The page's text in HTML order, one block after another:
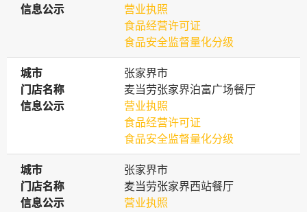
信息公示
信息公示
营业执照
食品经营许可证
食品安全监督量化分级
城市
城市
张家界市
门店名称
门店名称
麦当劳张家界泊富广场餐厅
信息公示
信息公示
营业执照
食品经营许可证
食品安全监督量化分级
城市
城市
张家界市
门店名称
门店名称
麦当劳张家界西站餐厅
信息公示
信息公示
营业执照